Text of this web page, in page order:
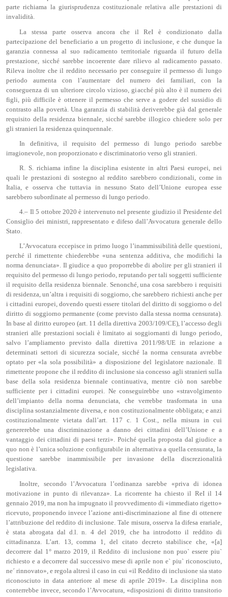
parte richiama la giurisprudenza costituzionale relativa alle prestazioni di
invalidità.
La stessa parte osserva ancora che il ReI è condizionato dalla
partecipazione del beneficiario a un progetto di inclusione, e che dunque la
garanzia connessa al suo radicamento territoriale riguarda il futuro della
prestazione, sicché sarebbe incoerente dare rilievo al radicamento passato.
Rileva inoltre che il reddito necessario per conseguire il permesso di lungo
periodo aumenta con l’aumentare del numero dei familiari, con la
conseguenza di un ulteriore circolo vizioso, giacché più alto è il numero dei
figli, più difficile è ottenere il permesso che serve a godere del sussidio di
contrasto alla povertà. Una garanzia di stabilità deriverebbe già dal generale
requisito della residenza biennale, sicché sarebbe illogico chiedere solo per
gli stranieri la residenza quinquennale.
In definitiva, il requisito del permesso di lungo periodo sarebbe
irragionevole, non proporzionato e discriminatorio verso gli stranieri.
R. S. richiama infine la disciplina esistente in altri Paesi europei, nei
quali le prestazioni di sostegno al reddito sarebbero condizionali, come in
Italia, e osserva che tuttavia in nessuno Stato dell’Unione europea esse
sarebbero subordinate al permesso di lungo periodo.
4.– Il 5 ottobre 2020 è intervenuto nel presente giudizio il Presidente del
Consiglio dei ministri, rappresentato e difeso dall’Avvocatura generale dello
Stato.
L’Avvocatura eccepisce in primo luogo l’inammissibilità delle questioni,
perché il rimettente chiederebbe «una sentenza additiva, che modifichi la
norma denunciata». Il giudice a quo proporrebbe di abolire per gli stranieri il
requisito del permesso di lungo periodo, reputando per tali soggetti sufficiente
il requisito della residenza biennale. Senonché, una cosa sarebbero i requisiti
di residenza, un’altra i requisiti di soggiorno, che sarebbero richiesti anche per
i cittadini europei, dovendo questi essere titolari del diritto di soggiorno o del
diritto di soggiorno permanente (come previsto dalla stessa norma censurata).
In base al diritto europeo (art. 11 della direttiva 2003/109/CE), l’accesso degli
stranieri alle prestazioni sociali è limitato ai soggiornanti di lungo periodo,
salvo l’ampliamento previsto dalla direttiva 2011/98/UE in relazione a
determinati settori di sicurezza sociale, sicché la norma censurata avrebbe
optato per «la sola possibilità» a disposizione del legislatore nazionale. Il
rimettente propone che il reddito di inclusione sia concesso agli stranieri sulla
base della sola residenza biennale continuativa, mentre ciò non sarebbe
sufficiente per i cittadini europei. Ne conseguirebbe uno «stravolgimento
dell’impianto della norma denunciata, che verrebbe trasformata in una
disciplina sostanzialmente diversa, e non costituzionalmente obbligata; e anzi
costituzionalmente vietata dall’art. 117 c. 1 Cost., nella misura in cui
genererebbe una discriminazione a danno dei cittadini dell’Unione e a
vantaggio dei cittadini di paesi terzi». Poiché quella proposta dal giudice a
quo non è l’unica soluzione configurabile in alternativa a quella censurata, la
questione sarebbe inammissibile per invasione della discrezionalità
legislativa.
Inoltre, secondo l’Avvocatura l’ordinanza sarebbe «priva di idonea
motivazione in punto di rilevanza». La ricorrente ha chiesto il ReI il 14
gennaio 2019, ma non ha impugnato il provvedimento di «immediato rigetto»
ricevuto, proponendo invece l’azione anti-discriminazione al fine di ottenere
l’attribuzione del reddito di inclusione. Tale misura, osserva la difesa erariale,
è stata abrogata dal d.l. n. 4 del 2019, che ha introdotto il reddito di
cittadinanza. L’art. 13, comma 1, del citato decreto stabilisce che, «[a]
decorrere dal 1° marzo 2019, il Reddito di inclusione non puo` essere piu`
richiesto e a decorrere dal successivo mese di aprile non e` piu` riconosciuto,
ne´ rinnovato», e regola altresì il caso in cui «il Reddito di inclusione sia stato
riconosciuto in data anteriore al mese di aprile 2019». La disciplina non
conterrebbe invece, secondo l’Avvocatura, «disposizioni di diritto transitorio